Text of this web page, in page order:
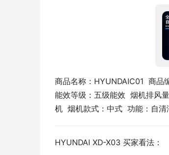
商品名称：HYUNDAIC01  商
能效等级：五级能效  烟机排风
机  烟机款式：中式  功能：自
HYUNDAI XD-X03 买家看法：